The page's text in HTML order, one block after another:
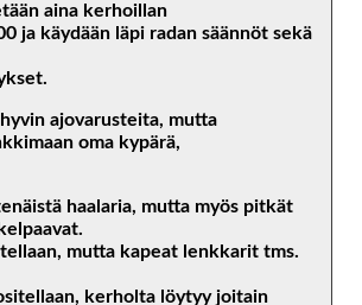
aina kerhoillan
ja käydään läpi radan säännöt sekä
ajovarusteita, mutta
oma kypärä,
haalaria, mutta myös pitkät
mutta kapeat lenkkarit tms.
kerholta löytyy joitain